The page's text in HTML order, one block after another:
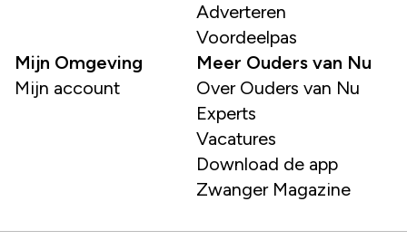
Adverteren
Voordeelpas
Mijn Omgeving
Mijn account
Meer Ouders van Nu
Over Ouders van Nu
Experts
Vacatures
Download de app
Zwanger Magazine